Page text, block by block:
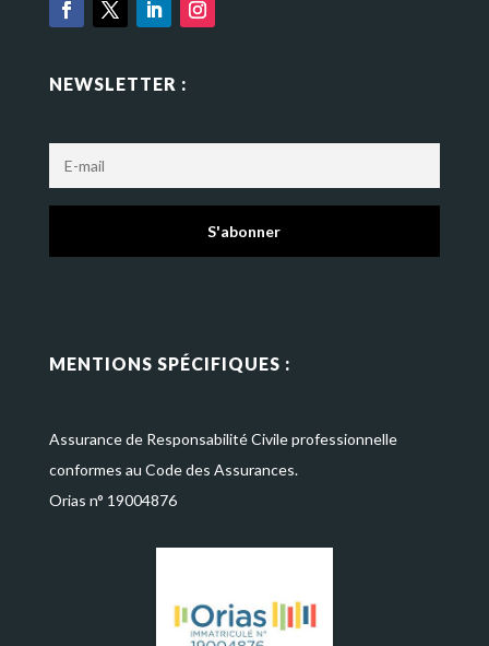
NEWSLETTER :
S'abonner
MENTIONS SPÉCIFIQUES :
Assurance de Responsabilité Civile professionnelle
conformes au Code des Assurances.
Orias n° 19004876